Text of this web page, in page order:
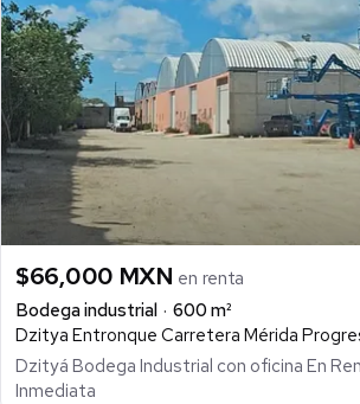
$66,000 MXN en renta
Bodega industrial
600 m²
Dzityá Bodega Industrial con oficina En
Inmediata